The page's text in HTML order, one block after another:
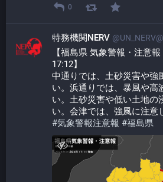
0
特務機関NERV
【福島県 気象警報・注意
17:12】
中通りでは、土砂災害や強
い。浜通りでは、暴風や高
い。土砂災害や低い土地の
い。会津では、強風に注意
#気象警報注意報 #福島県